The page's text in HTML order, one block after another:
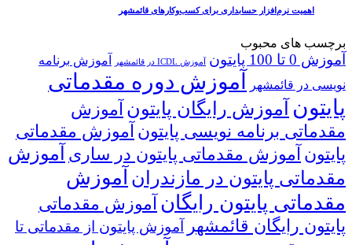
اهمیت نرم‌افزار حسابداری برای کسب‌وکارهای قائمشهر
برچسب های محبوب
آموزش 0 تا 100 پایتون آموزش ICDL در قائمشهر
آموزش برنامه
نویسی در قائمشهر
آموزش دوره مقدماتی
پایتون آموزش رایگان پایتون آموزش
مقدماتی برنامه نویسی پایتون آموزش مقدماتی
پایتون آموزش مقدماتی پایتون در ساری آموزش
مقدماتی پایتون در مازندران آموزش
مقدماتی پایتون رایگان آموزش مقدماتی
پایتون رایگان قائمشهر
آموزش پایتون از مقدماتی تا